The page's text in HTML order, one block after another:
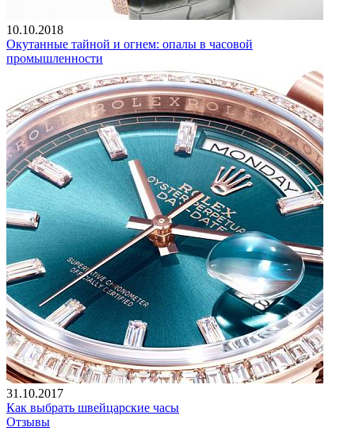
10.10.2018
Окутанные тайной и огнем: опалы в часовой
промышленности
31.10.2017
Как выбрать швейцарские часы
Отзывы